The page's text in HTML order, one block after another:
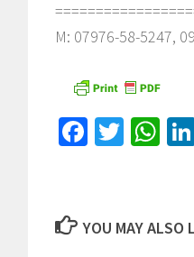
M: 07976-58-5247,
YOU MAY ALSO